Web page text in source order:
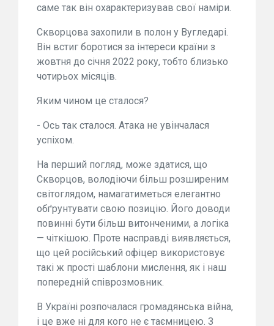
саме так він охарактеризував свої наміри.
Скворцова захопили в полон у Вугледарі.
Він встиг боротися за інтереси країни з
жовтня до січня 2022 року, тобто близько
чотирьох місяців.
Яким чином це сталося?
- Ось так сталося. Атака не увінчалася
успіхом.
На перший погляд, може здатися, що
Скворцов, володіючи більш розширеним
світоглядом, намагатиметься елегантно
обґрунтувати свою позицію. Його доводи
повинні бути більш витонченими, а логіка
— чіткішою. Проте насправді виявляється,
що цей російський офіцер використовує
такі ж прості шаблони мислення, як і наш
попередній співрозмовник.
В Україні розпочалася громадянська війна,
і це вже ні для кого не є таємницею. З